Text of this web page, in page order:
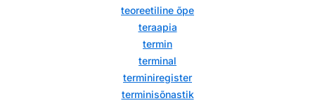
teoreetiline õpe
teraapia
termin
terminal
terminiregister
terminisõnastik